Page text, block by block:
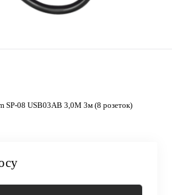
SP-08 USB03AB 3,0М 3м (8 розеток)